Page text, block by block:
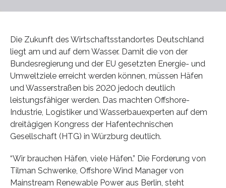
Die Zukunft des Wirtschaftsstandortes Deutschland
liegt am und auf dem Wasser. Damit die von der
Bundesregierung und der EU gesetzten Energie- und
Umweltziele erreicht werden können, müssen Häfen
und Wasserstraßen bis 2020 jedoch deutlich
leistungsfähiger werden. Das machten Offshore-
Industrie, Logistiker und Wasserbauexperten auf dem
dreitägigen Kongress der Hafentechnischen
Gesellschaft (HTG) in Würzburg deutlich.
“Wir brauchen Häfen, viele Häfen.” Die Forderung von
Tilman Schwenke, Offshore Wind Manager von
Mainstream Renewable Power aus Berlin, steht